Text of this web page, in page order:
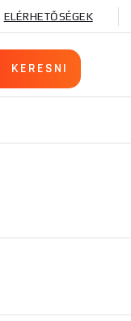
ELÉRHETŐSÉGEK